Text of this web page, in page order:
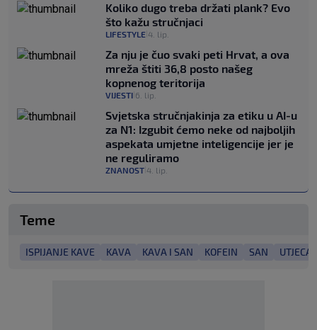
Koliko dugo treba držati plank? Evo
što kažu stručnjaci
LIFESTYLE 4. lip.
Za nju je čuo svaki peti Hrvat, a ova
mreža štiti 36,8 posto našeg
kopnenog teritorija
VIJESTI 6. lip.
Svjetska stručnjakinja za etiku u AI-u
za N1: Izgubit ćemo neke od najboljih
aspekata umjetne inteligencije jer je
ne reguliramo
ZNANOST 4. lip.
Teme
ISPIJANJE KAVE KAVA KAVA I SAN KOFEIN SAN